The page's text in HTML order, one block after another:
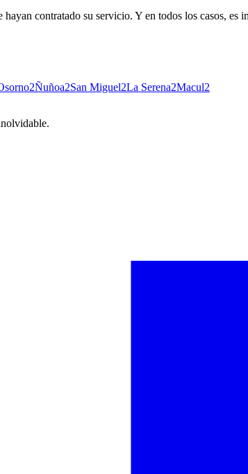
contratado su servicio. Y en todos los casos,
2Ñuñoa2San Miguel2La Serena2Macul2